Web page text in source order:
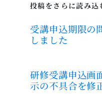
投稿をさらに読み込
受講申込期限の
しました
研修受講申込画
示の不具合を修